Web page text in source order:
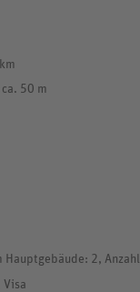
50 m
Hauptgebäude: 2,
Visa